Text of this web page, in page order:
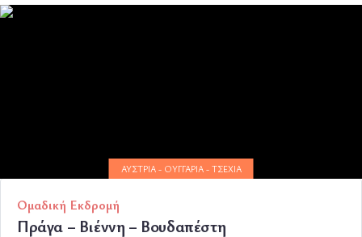
ΑΥΣΤΡΊΑ - ΟΥΓΓΑΡΊΑ - ΤΣΕΧΊΑ
Ομαδική Εκδρομή
Πράγα – Βιέννη – Βουδαπέστη